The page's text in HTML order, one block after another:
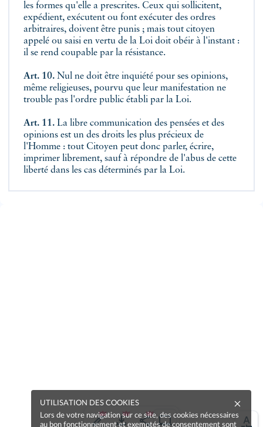
les formes qu'elle a prescrites. Ceux qui sollicitent,
expédient, exécutent ou font exécuter des ordres
arbitraires, doivent être punis ; mais tout citoyen
appelé ou saisi en vertu de la Loi doit obéir à l'instant :
il se rend coupable par la résistance.
Art. 10. Nul ne doit être inquiété pour ses opinions,
même religieuses, pourvu que leur manifestation ne
trouble pas l'ordre public établi par la Loi.
Art. 11. La libre communication des pensées et des
opinions est un des droits les plus précieux de
l'Homme : tout Citoyen peut donc parler, écrire,
imprimer librement, sauf à répondre de l'abus de cette
liberté dans les cas déterminés par la Loi.
UTILISATION DES COOKIES
Lors de votre navigation sur ce site, des cookies nécessaires
au bon fonctionnement et exemptés de consentement sont